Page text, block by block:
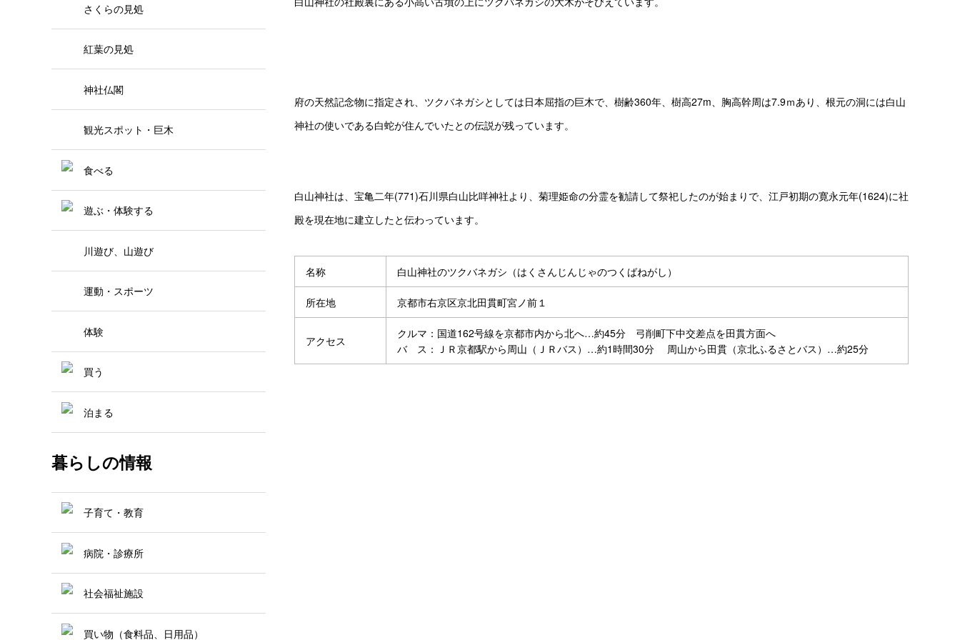
府の天然記念物に指定され、ツクバネガシとしては日本屈指の巨木で、樹齢360年、樹高27m、胸高幹周は7.9ｍあり、根元の洞には白山
神社の使いである白蛇が住んでいたとの伝説が残っています。
白山神社は、宝亀二年(771)石川県白山比咩神社より、菊理姫命の分霊を勧請して祭祀したのが始まりで、江戸初期の寛永元年(1624)に社
殿を現在地に建立したと伝わっています。
名称 白山神社のツクバネガシ（はくさんじんじゃのつくばねがし）
所在地 京都市右京区京北田貫町宮ノ前１
アクセス
クルマ：国道162号線を京都市内から北へ…約45分 弓削町下中交差点を田貫方面へ
バ ス：ＪＲ京都駅から周山（ＪＲバス）…約1時間30分 周山から田貫（京北ふるさとバス）…約25分
さくらの見処
紅葉の見処
神社仏閣
観光スポット・巨木
食べる
遊ぶ・体験する
川遊び、山遊び
運動・スポーツ
体験
買う
泊まる
暮らしの情報
子育て・教育
病院・診療所
社会福祉施設
買い物（食料品、日用品）